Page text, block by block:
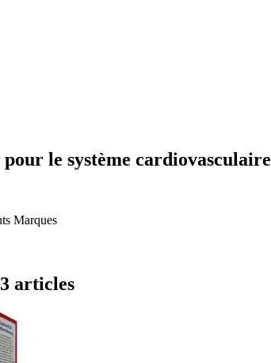
le système cardiovasculaire
Marques
articles